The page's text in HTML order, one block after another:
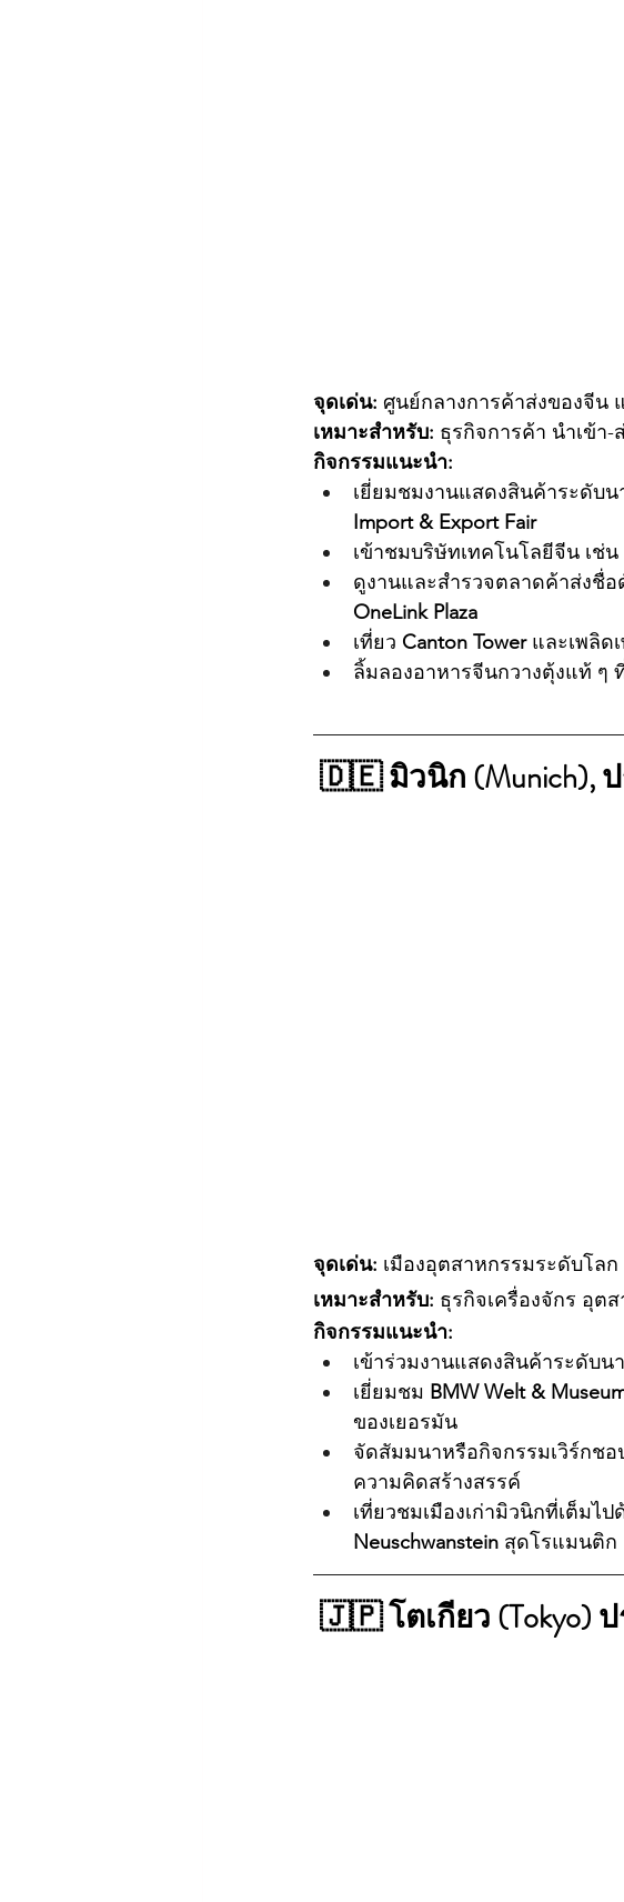
จุดเด่น: ศูนย์กลางการค้าส่งของจีน
เหมาะสำหรับ: ธุรกิจการค้า นำเข้า
กิจกรรมแนะนำ:
เยี่ยมชมงานแสดงสินค้าระดับน
Import & Export Fair
เข้าชมบริษัทเทคโนโลยีจีน เช่น
ดูงานและสำรวจตลาดค้าส่งชื่อ
OneLink Plaza
เที่ยว Canton Tower และเพลิด
ลิ้มลองอาหารจีนกวางตุ้งแท้ ๆ
🇩🇪 มิวนิก (Munich), ป
จุดเด่น: เมืองอุตสาหกรรมระดับโล
เหมาะสำหรับ: ธุรกิจเครื่องจักร อุต
กิจกรรมแนะนำ:
เข้าร่วมงานแสดงสินค้าระดับน
เยี่ยมชม BMW Welt &
ของเยอรมัน
จัดสัมมนาหรือกิจกรรมเวิร์กชอ
ความคิดสร้างสรรค์
เที่ยวชมเมืองเก่ามิวนิกที่เต็มไ
Neuschwanstein สุดโรแมนติก
🇯🇵 โตเกียว (Tokyo)